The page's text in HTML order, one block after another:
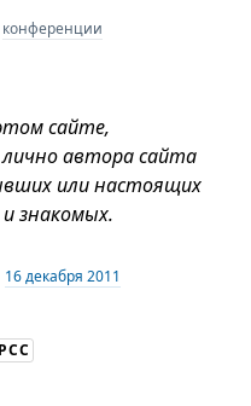
конференции
сайте,
автора сайта
или настоящих
знакомых.
16 декабря 2011
РСС